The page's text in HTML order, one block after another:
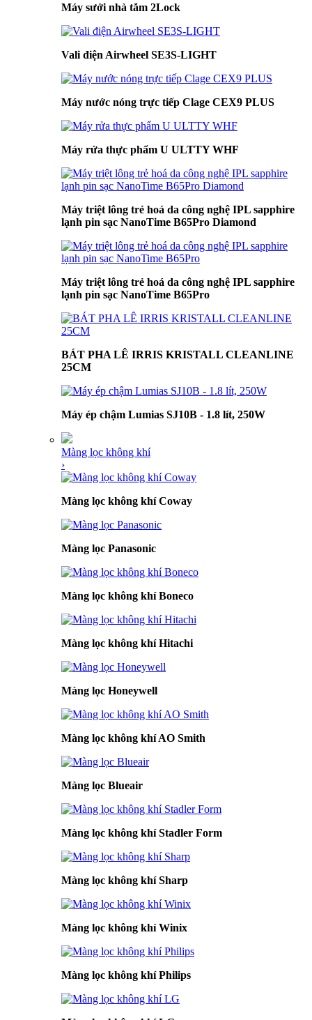
Máy sưởi nhà tắm 2Lock
Vali điện Airwheel SE3S-LIGHT
Máy nước nóng trực tiếp Clage CEX9 PLUS
Máy rửa thực phẩm U ULTTY WHF
Máy triệt lông trẻ hoá da công nghệ IPL sapphire
lạnh pin sạc NanoTime B65Pro Diamond
Máy triệt lông trẻ hoá da công nghệ IPL sapphire
lạnh pin sạc NanoTime B65Pro
BÁT PHA LÊ IRRIS KRISTALL CLEANLINE
25CM
Máy ép chậm Lumias SJ10B - 1.8 lít, 250W
Màng lọc không khí
›
Màng lọc không khí Coway
Màng lọc Panasonic
Màng lọc không khí Boneco
Màng lọc không khí Hitachi
Màng lọc Honeywell
Màng lọc không khí AO Smith
Màng lọc Blueair
Màng lọc không khí Stadler Form
Màng lọc không khí Sharp
Màng lọc không khí Winix
Màng lọc không khí Philips